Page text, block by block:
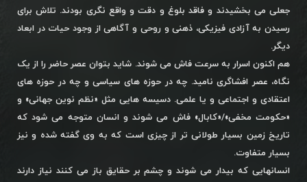
جعلی می بخشیدند و فاقد بلوغ و دقت و واقع نگری بودند. تلاش برای
رسیدن به آزادی فیزیکی، ذهنی و روحی و آگاهی از وجود حیات در ابعاد
دیگر.
هم اکنون اسرار به سرعت فاش می شوند. شاید بتوان عصر حاضر را از یک
نگاه، عصر افشاگری نامید. چه در حوزه های سیاسی و چه در حوزه های
اعتقادی و اجتماعی و یا علمی. دسیسه هایی مثل «نظم نوین جهانی» و
«حکومت مخفی»/«کابال» فاش می شوند و انسان متوجه می شود که
تاریخ زمین بسیار طولانی تر از چیزی است که به وی گفته شده و نیز
بسیار متفاوت.
انسانهایی که بیدار می شوند و چشم بر حقایق باز می کنند نیاز دارند